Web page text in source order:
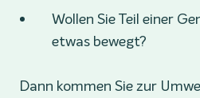
Wollen Sie Teil einer
etwas bewegt?
Dann kommen Sie zur